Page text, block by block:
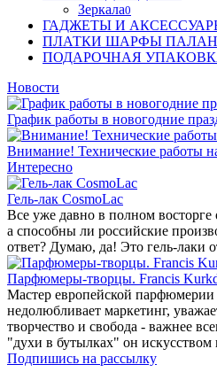
Зеркала0
ГАДЖЕТЫ И
ПЛАТКИ ШАРФЫ
ПОДАРОЧНАЯ
Новости
График работы в новогодние
Внимание! Технические работы
Интересно
Гель-лак CosmoLac
Все уже давно в полном восторге
а способны ли российские
ответ? Думаю, да! Это гель-лаки
Парфюмеры-творцы. Francis
Мастер европейской
недолюбливает маркетинг,
творчество и свобода - важнее
"духи в бутылках" он искусством
Подпишись на рассылку